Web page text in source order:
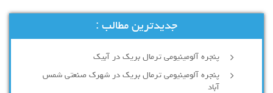
جدیدترین مطالب :
پنجره آلومینیومی ترمال بریک در آبیک
پنجره آلومینیومی ترمال بریک در شهرک صنعتی شمس
آباد